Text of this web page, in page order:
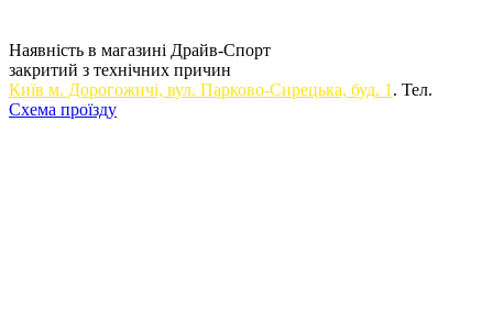
Наявність в магазині Драйв-Спорт
закритий з технічних причин
Київ м. Дорогожичi, вул. Парково-Сирецька, буд. 1 . Тел.
Схема проїзду